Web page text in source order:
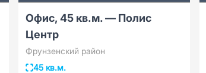
Офис, 45 кв.м. — Полис
Центр
Фрунзенский район
45 кв.м.